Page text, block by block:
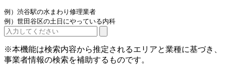
例）渋谷駅の水まわり修理業者
例）世田谷区の土日にやっている内科
※本機能は検索内容から推定されるエリアと業種に基づき、
事業者情報の検索を補助するものです。